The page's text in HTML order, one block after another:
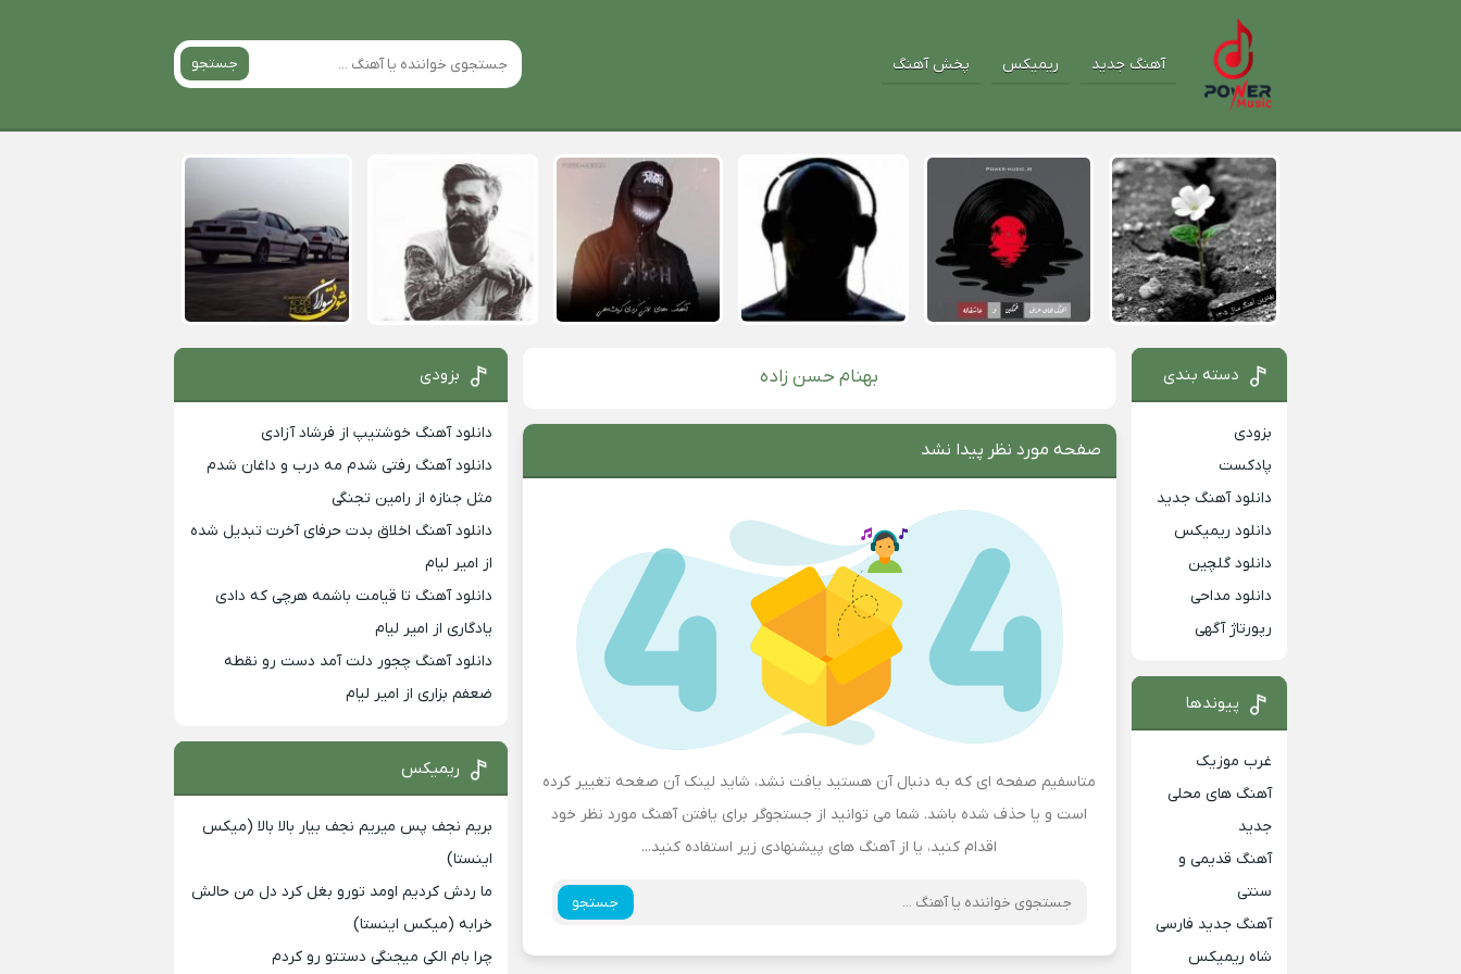
آهنگ جدید ریمیکس پخش آهنگ جستجو
بهنام حسن زاده
صفحه مورد نظر پیدا نشد
متاسفیم صفحه ای که به دنبال آن هستید یافت نشد، شاید لینک آن صغحه تغییر کرده
است و یا حذف شده باشد. شما می توانید از جستجوگر برای یافتن آهنگ مورد نظر خود
اقدام کنید، یا از آهنگ های پیشنهادی زیر استفاده کنید...
جستجو
دسته بندی
بزودی
پادکست
دانلود آهنگ جدید
دانلود ریمیکس
دانلود گلچین
دانلود مداحی
رپورتاژ آگهی
پیوندها
غرب موزیک
آهنگ های محلی
جدید
آهنگ قدیمی و
سنتی
آهنگ جدید فارسی
شاه ریمیکس
بزودی
دانلود آهنگ خوشتیپ از فرشاد آزادی
دانلود آهنگ رفتی شدم مه درب و داغان شدم
مثل جنازه از رامین تجنگی
دانلود آهنگ اخلاق بدت حرفای آخرت تبدیل شده
از امیر لیام
دانلود آهنگ تا قیامت باشمه هرچی که دادی
یادگاری از امیر لیام
دانلود آهنگ چجور دلت آمد دست رو نقطه
ضعفم بزاری از امیر لیام
ریمیکس
بریم نجف پس میریم نجف بیار بالا بالا (میکس
اینستا)
ما ردش کردیم اومد تورو بغل کرد دل من حالش
خرابه (میکس اینستا)
چرا بام الکی میجنگی دستتو رو کردم